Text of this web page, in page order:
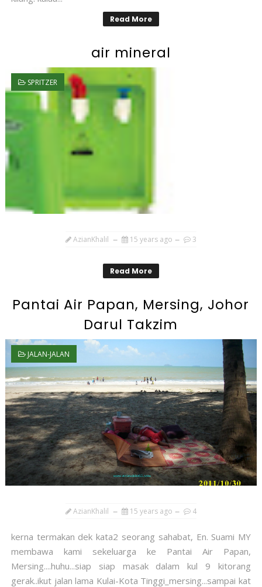
Read More
air mineral
SPRITZER
AzianKhalil 15 years ago 3
Read More
Pantai Air Papan, Mersing, Johor
Darul Takzim
JALAN-JALAN
AzianKhalil 15 years ago 4
kerna termakan dek kata2 seorang sahabat, En. Suami MY
membawa kami sekeluarga ke Pantai Air Papan,
Mersing....huhu...siap siap masak dalam kul 9 kitorang
gerak..ikut jalan lama Kulai-Kota Tinggi_mersing...sampai kat